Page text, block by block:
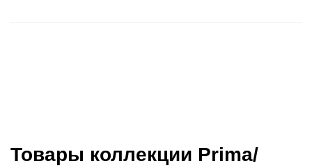
Товары коллекции Prima/